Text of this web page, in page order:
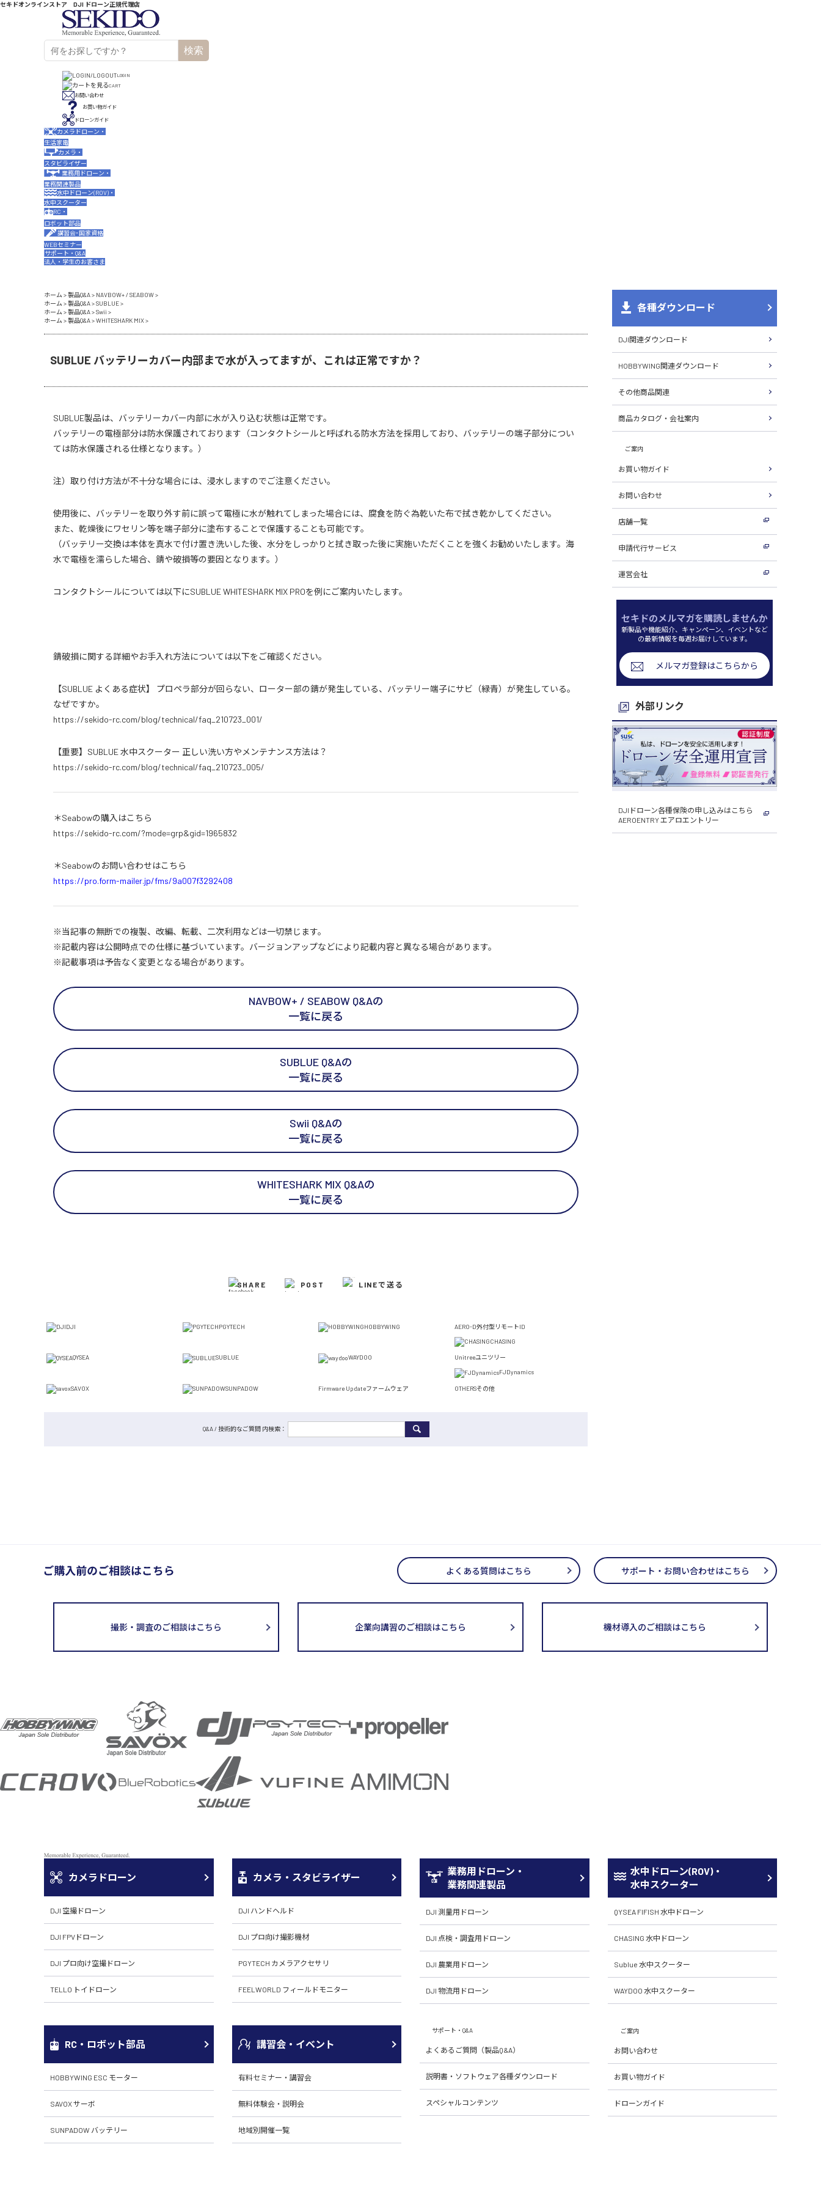
セキドオンラインストア DJI ドローン正規代理店
検索
LOGIN
CART
お問い合わせ
お買い物ガイド
ドローンガイド
カメラドローン・
生活家電
カメラ・
スタビライザー
業務用ドローン・
業務関連製品
水中ドローン(ROV)・
水中スクーター
RC・
ロボット部品
講習会･国家資格
WEBセミナー
サポート・Q&A
法人・学生のお客さま
各種ダウンロード
DJI関連ダウンロード
HOBBYWING関連ダウンロード
その他商品関連
商品カタログ・会社案内
ご案内
お買い物ガイド
お問い合わせ
店舗一覧
申請代行サービス
運営会社
セキドのメルマガを購読しませんか
新製品や機能紹介、キャンペーン、イベントなど
の最新情報を毎週お届けしています。
メルマガ登録はこちらから
外部リンク
DJIドローン各種保険の申し込みはこちら
AEROENTRY エアロエントリー
ホーム >製品Q&A> NAVBOW+ / SEABOW>
ホーム >製品Q&A>SUBLUE>
ホーム >製品Q&A>Swii >
ホーム >製品Q&A>WHITESHARK MIX>
SUBLUE バッテリーカバー内部まで水が入ってますが、これは正常ですか？
SUBLUE製品は、バッテリーカバー内部に水が入り込む状態は正常です。
バッテリーの電極部分は防水保護されております（コンタクトシールと呼ばれる防水方法を採用しており、バッテリーの端子部分につい
ては防水保護される仕様となります。）
注）取り付け方法が不十分な場合には、浸水しますのでご注意ください。
使用後に、バッテリーを取り外す前に誤って電極に水が触れてしまった場合には、腐食を防ぐ為乾いた布で拭き乾かしてください。
また、乾燥後にワセリン等を端子部分に塗布することで保護することも可能です。
（バッテリー交換は本体を真水で付け置き洗いした後、水分をしっかりと拭き取った後に実施いただくことを強くお勧めいたします。海
水で電極を濡らした場合、錆や破損等の要因となります。）
コンタクトシールについては以下にSUBLUE WHITESHARK MIX PROを例にご案内いたします。
錆破損に関する詳細やお手入れ方法については以下をご確認ください。
【SUBLUE よくある症状】 プロペラ部分が回らない、ローター部の錆が発生している、バッテリー端子にサビ（緑青）が発生している。
なぜですか。
https://sekido-rc.com/blog/technical/faq_210723_001/
【重要】SUBLUE 水中スクーター 正しい洗い方やメンテナンス方法は？
https://sekido-rc.com/blog/technical/faq_210723_005/
＊Seabowの購入はこちら
https://sekido-rc.com/?mode=grp&gid=1965832
＊Seabowのお問い合わせはこちら
https://pro.form-mailer.jp/fms/9a007f3292408
※当記事の無断での複製、改編、転載、二次利用などは一切禁じます。
※記載内容は公開時点での仕様に基づいています。バージョンアップなどにより記載内容と異なる場合があります。
※記載事項は予告なく変更となる場合があります。
NAVBOW+ / SEABOW Q&Aの
一覧に戻る
SUBLUE Q&Aの
一覧に戻る
Swii Q&Aの
一覧に戻る
WHITESHARK MIX Q&Aの
一覧に戻る
SHARE POST LINEで送る
DJI PGYTECH HOBBYWING AERO-D外付型リモートID
CHASING
QYSEA SUBLUE WAYDOO Unitreeユニツリー
FJDynamics
SAVOX SUNPADOW Firmware Updateファームウェア OTHERSその他
Q&A / 技術的なご質問 内検索：
よくある質問はこちら サポート・お問い合わせはこちら
撮影・調査のご相談はこちら 企業向講習のご相談はこちら 機材導入のご相談はこちら
カメラドローン
DJI 空撮ドローン
DJI FPVドローン
DJI プロ向け空撮ドローン
TELLO トイドローン
カメラ・スタビライザー
DJI ハンドヘルド
DJI プロ向け撮影機材
PGYTECH カメラアクセサリ
FEELWORLD フィールドモニター
業務用ドローン・
業務関連製品
DJI 測量用ドローン
DJI 点検・調査用ドローン
DJI 農業用ドローン
DJI 物流用ドローン
水中ドローン(ROV)・
水中スクーター
QYSEA FIFISH 水中ドローン
CHASING 水中ドローン
Sublue 水中スクーター
WAYDOO 水中スクーター
RC・ロボット部品
HOBBYWING ESC モーター
SAVOX サーボ
SUNPADOW バッテリー
講習会・イベント
有料セミナー・講習会
無料体験会・説明会
地域別開催一覧
サポート・Q&A
よくあるご質問（製品Q&A）
説明書・ソフトウェア各種ダウンロード
スペシャルコンテンツ
ご案内
お問い合わせ
お買い物ガイド
ドローンガイド